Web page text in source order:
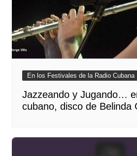
En los Festivales de la Radio Cubana
Jazzeando y Jugando…
cubano, disco de Belinda